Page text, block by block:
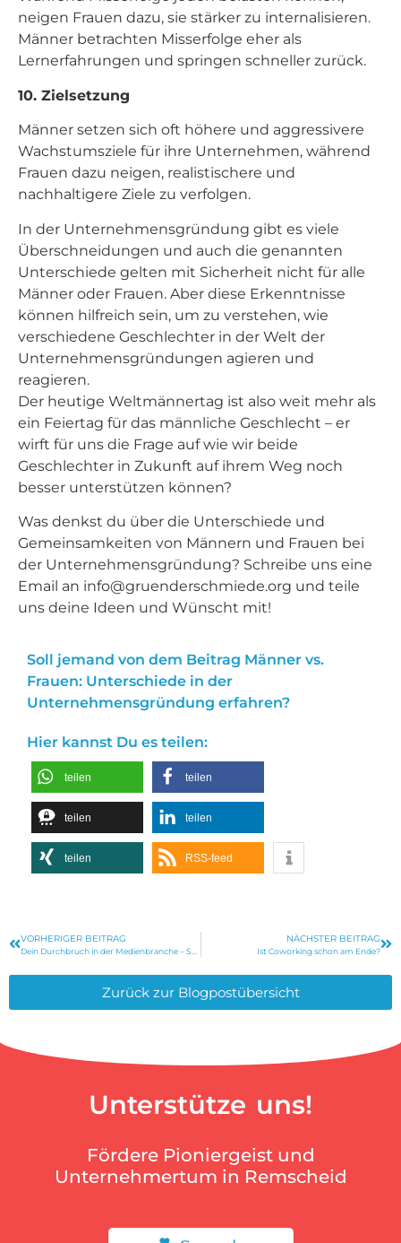
neigen Frauen dazu, sie stärker zu internalisieren.
Männer betrachten Misserfolge eher als
Lernerfahrungen und springen schneller zurück.
10. Zielsetzung
Männer setzen sich oft höhere und aggressivere
Wachstumsziele für ihre Unternehmen, während
Frauen dazu neigen, realistischere und
nachhaltigere Ziele zu verfolgen.
In der Unternehmensgründung gibt es viele
Überschneidungen und auch die genannten
Unterschiede gelten mit Sicherheit nicht für alle
Männer oder Frauen. Aber diese Erkenntnisse
können hilfreich sein, um zu verstehen, wie
verschiedene Geschlechter in der Welt der
Unternehmensgründungen agieren und
reagieren.
Der heutige Weltmännertag ist also weit mehr als
ein Feiertag für das männliche Geschlecht – er
wirft für uns die Frage auf wie wir beide
Geschlechter in Zukunft auf ihrem Weg noch
besser unterstützen können?
Was denkst du über die Unterschiede und
Gemeinsamkeiten von Männern und Frauen bei
der Unternehmensgründung? Schreibe uns eine
Email an info@gruenderschmiede.org und teile
uns deine Ideen und Wünscht mit!
Soll jemand von dem Beitrag Männer vs.
Frauen: Unterschiede in der
Unternehmensgründung erfahren?
Hier kannst Du es teilen:
teilen teilen
teilen teilen
teilen RSS-feed
VORHERIGER BEITRAG
Dein Durchbruch in der Medienbranche – Stipendium des Mediengründerzentrum NRW
NÄCHSTER BEITRAG
Ist Coworking schon am Ende?
Zurück zur Blogpostübersicht
Unterstütze uns!
Fördere Pioniergeist und
Unternehmertum in Remscheid